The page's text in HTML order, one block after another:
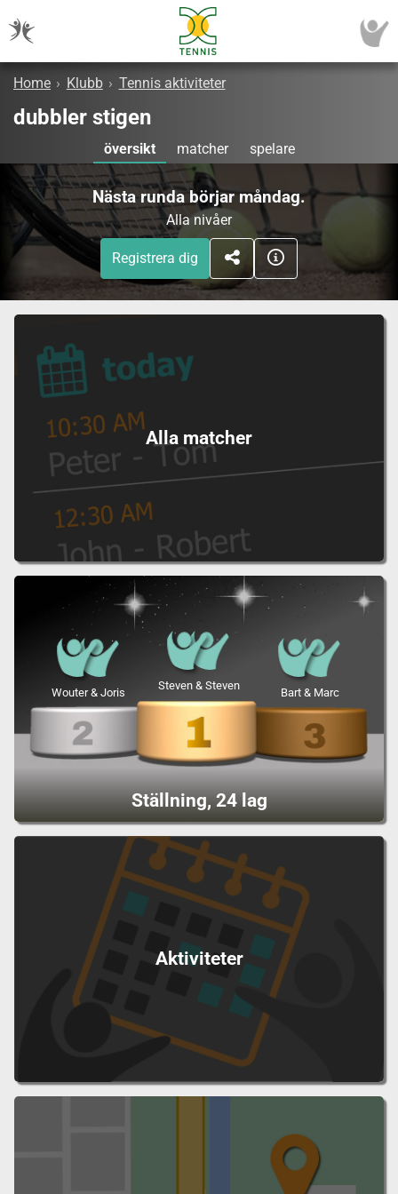
Home › Klubb › Tennis aktiviteter
dubbler stigen
översikt matcher spelare
Nästa runda börjar måndag.
Alla nivåer
Registrera dig
Alla matcher
Ställning, 24 lag
Steven & Steven
Wouter & Joris Bart & Marc
Aktiviteter